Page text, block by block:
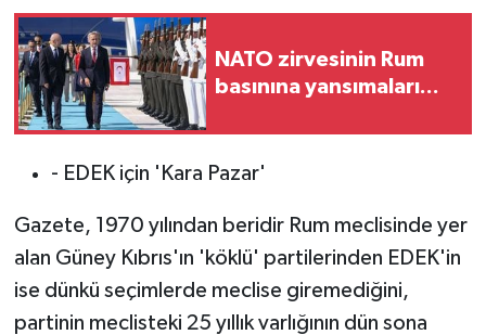
NATO zirvesinin Rum
basınına yansımaları...
- EDEK için 'Kara Pazar'
Gazete, 1970 yılından beridir Rum meclisinde yer
alan Güney Kıbrıs'ın 'köklü' partilerinden EDEK'in
ise dünkü seçimlerde meclise giremediğini,
partinin meclisteki 25 yıllık varlığının dün sona